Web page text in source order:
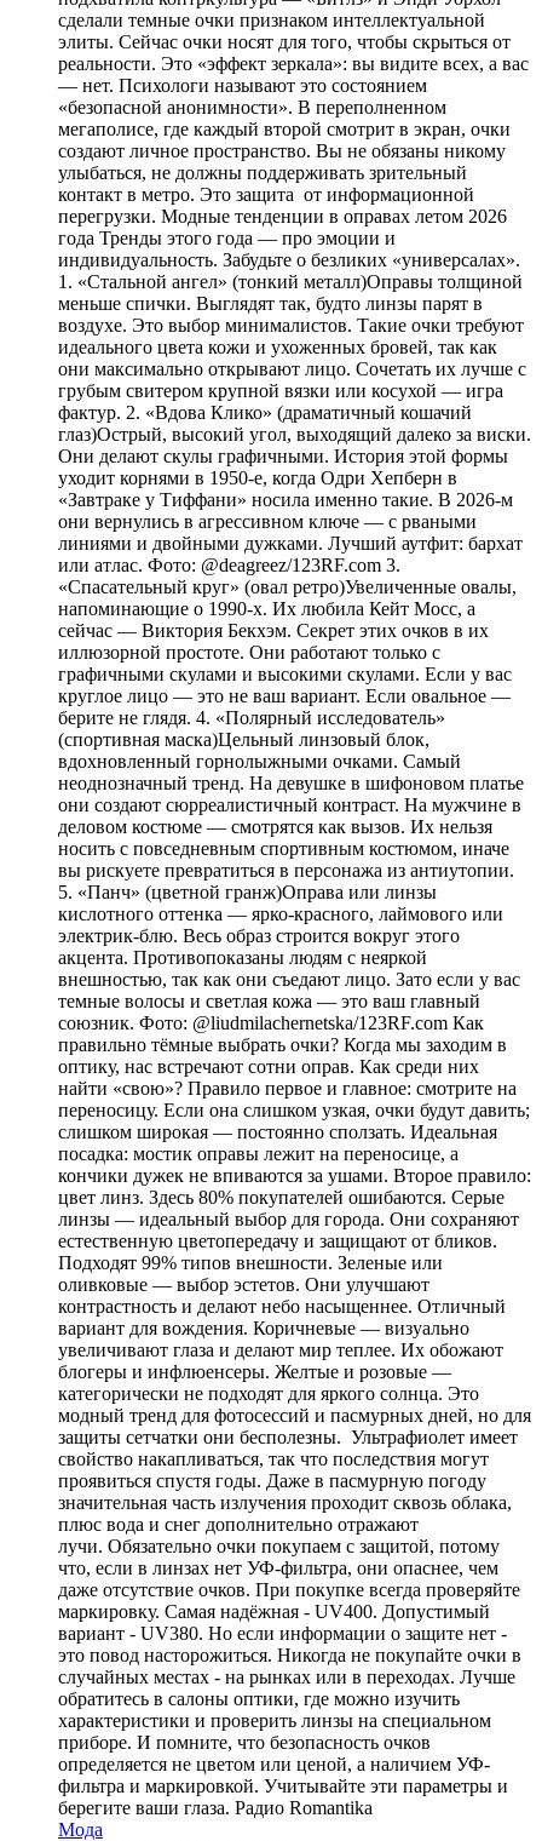
сделали темные очки признаком интеллектуальной
элиты. Сейчас очки носят для того, чтобы скрыться от
реальности. Это «эффект зеркала»: вы видите всех, а вас
— нет. Психологи называют это состоянием
«безопасной анонимности». В переполненном
мегаполисе, где каждый второй смотрит в экран, очки
создают личное пространство. Вы не обязаны никому
улыбаться, не должны поддерживать зрительный
контакт в метро. Это защита от информационной
перегрузки. Модные тенденции в оправах летом 2026
года Тренды этого года — про эмоции и
индивидуальность. Забудьте о безликих «универсалах».
1. «Стальной ангел» (тонкий металл)Оправы толщиной
меньше спички. Выглядят так, будто линзы парят в
воздухе. Это выбор минималистов. Такие очки требуют
идеального цвета кожи и ухоженных бровей, так как
они максимально открывают лицо. Сочетать их лучше с
грубым свитером крупной вязки или косухой — игра
фактур. 2. «Вдова Клико» (драматичный кошачий
глаз)Острый, высокий угол, выходящий далеко за виски.
Они делают скулы графичными. История этой формы
уходит корнями в 1950-е, когда Одри Хепберн в
«Завтраке у Тиффани» носила именно такие. В 2026-м
они вернулись в агрессивном ключе — с рваными
линиями и двойными дужками. Лучший аутфит: бархат
или атлас. Фото: @deagreez/123RF.com 3.
«Спасательный круг» (овал ретро)Увеличенные овалы,
напоминающие о 1990-х. Их любила Кейт Мосс, а
сейчас — Виктория Бекхэм. Секрет этих очков в их
иллюзорной простоте. Они работают только с
графичными скулами и высокими скулами. Если у вас
круглое лицо — это не ваш вариант. Если овальное —
берите не глядя. 4. «Полярный исследователь»
(спортивная маска)Цельный линзовый блок,
вдохновленный горнолыжными очками. Самый
неоднозначный тренд. На девушке в шифоновом платье
они создают сюрреалистичный контраст. На мужчине в
деловом костюме — смотрятся как вызов. Их нельзя
носить с повседневным спортивным костюмом, иначе
вы рискуете превратиться в персонажа из антиутопии.
5. «Панч» (цветной гранж)Оправа или линзы
кислотного оттенка — ярко-красного, лаймового или
электрик-блю. Весь образ строится вокруг этого
акцента. Противопоказаны людям с неяркой
внешностью, так как они съедают лицо. Зато если у вас
темные волосы и светлая кожа — это ваш главный
союзник. Фото: @liudmilachernetska/123RF.com Как
правильно тёмные выбрать очки? Когда мы заходим в
оптику, нас встречают сотни оправ. Как среди них
найти «свою»? Правило первое и главное: смотрите на
переносицу. Если она слишком узкая, очки будут давить;
слишком широкая — постоянно сползать. Идеальная
посадка: мостик оправы лежит на переносице, а
кончики дужек не впиваются за ушами. Второе правило:
цвет линз. Здесь 80% покупателей ошибаются. Серые
линзы — идеальный выбор для города. Они сохраняют
естественную цветопередачу и защищают от бликов.
Подходят 99% типов внешности. Зеленые или
оливковые — выбор эстетов. Они улучшают
контрастность и делают небо насыщеннее. Отличный
вариант для вождения. Коричневые — визуально
увеличивают глаза и делают мир теплее. Их обожают
блогеры и инфлюенсеры. Желтые и розовые —
категорически не подходят для яркого солнца. Это
модный тренд для фотосессий и пасмурных дней, но для
защиты сетчатки они бесполезны. Ультрафиолет имеет
свойство накапливаться, так что последствия могут
проявиться спустя годы. Даже в пасмурную погоду
значительная часть излучения проходит сквозь облака,
плюс вода и снег дополнительно отражают
лучи. Обязательно очки покупаем с защитой, потому
что, если в линзах нет УФ-фильтра, они опаснее, чем
даже отсутствие очков. При покупке всегда проверяйте
маркировку. Самая надёжная - UV400. Допустимый
вариант - UV380. Но если информации о защите нет -
это повод насторожиться. Никогда не покупайте очки в
случайных местах - на рынках или в переходах. Лучше
обратитесь в салоны оптики, где можно изучить
характеристики и проверить линзы на специальном
приборе. И помните, что безопасность очков
определяется не цветом или ценой, а наличием УФ-
фильтра и маркировкой. Учитывайте эти параметры и
берегите ваши глаза. Радио Romantika
Мода